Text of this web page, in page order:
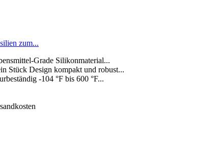
zum...
Grade Silikonmaterial...
Stück Design kompakt und robust...
-104 °F bis 600 °F...